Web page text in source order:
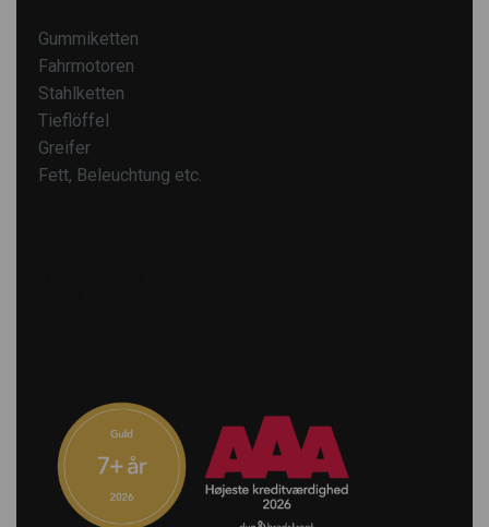
Gummiketten
Fahrmotoren
Stahlketten
Tieflöffel
Greifer
Fett, Beleuchtung etc.